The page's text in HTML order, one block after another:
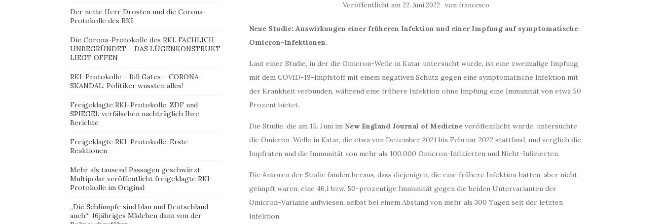
Veröffentlicht am22. Juni 2022 vonfrancesco
Neue Studie: Auswirkungen einer früheren Infektion und einer Impfung auf symptomatische
Omicron-Infektionen.
Laut einer Studie, in der die Omicron-Welle in Katar untersucht wurde, ist eine zweimalige Impfung
mit dem COVID-19-Impfstoff mit einem negativen Schutz gegen eine symptomatische Infektion mit
der Krankheit verbunden, während eine frühere Infektion ohne Impfung eine Immunität von etwa 50
Prozent bietet.
Die Studie, die am 15. Juni im New England Journal of Medicine veröffentlicht wurde, untersuchte
die Omicron-Welle in Katar, die etwa von Dezember 2021 bis Februar 2022 stattfand, und verglich die
Impfraten und die Immunität von mehr als 100.000 Omicron-Infizierten und Nicht-Infizierten.
Die Autoren der Studie fanden heraus, dass diejenigen, die eine frühere Infektion hatten, aber nicht
geimpft waren, eine 46,1 bzw. 50-prozentige Immunität gegen die beiden Untervarianten der
Omicron-Variante aufwiesen, selbst bei einem Abstand von mehr als 300 Tagen seit der letzten
Infektion.
Der nette Herr Drosten und die Corona-
Protokolle des RKI.
Die Corona-Protokolle des RKI. FACHLICH
UNBEGRÜNDET – DAS LÜGENKONSTRUKT
LIEGT OFFEN
RKI-Protokolle – Bill Gates – CORONA-
SKANDAL: Politiker wussten alles!
Freigeklagte RKI-Protokolle: ZDF und
SPIEGEL verfälschen nachträglich Ihre
Berichte
Freigeklagte RKI-Protokolle: Erste
Reaktionen
Mehr als tausend Passagen geschwärzt:
Multipolar veröffentlicht freigeklagte RKI-
Protokolle im Original
„Die Schlümpfe sind blau und Deutschland
auch!“ 16jähriges Mädchen dann von der